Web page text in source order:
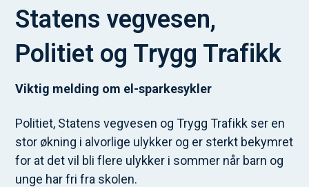
Statens vegvesen,
Politiet og Trygg Trafikk
Viktig melding om el-sparkesykler
Politiet, Statens vegvesen og Trygg Trafikk ser en
stor økning i alvorlige ulykker og er sterkt bekymret
for at det vil bli flere ulykker i sommer når barn og
unge har fri fra skolen.